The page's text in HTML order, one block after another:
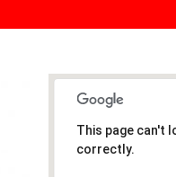
This page can't
correctly.